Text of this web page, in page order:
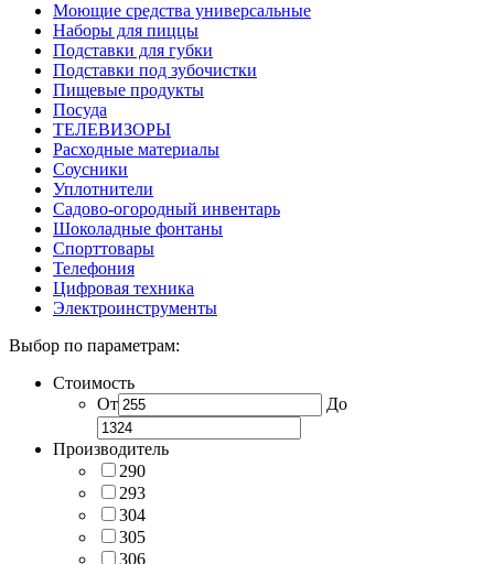
Моющие средства универсальные
Наборы для пиццы
Подставки для губки
Подставки под зубочистки
Пищевые продукты
Посуда
ТЕЛЕВИЗОРЫ
Расходные материалы
Соусники
Уплотнители
Садово-огородный инвентарь
Шоколадные фонтаны
Спорттовары
Телефония
Цифровая техника
Электроинструменты
Выбор по параметрам:
Стоимость
От
До
Производитель
290
293
304
305
306